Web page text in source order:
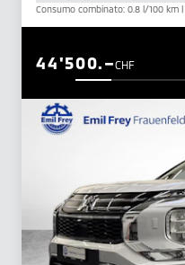
Consumo combinato: 0.8 l/100 km
CHF
44'500.–